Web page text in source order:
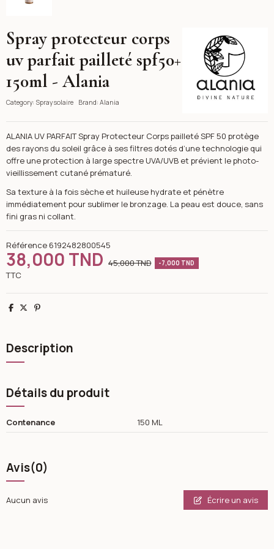
Spray protecteur corps
uv parfait pailleté spf50+
150ml - Alania
Category: Spray solaire Brand: Alania
ALANIA UV PARFAIT Spray Protecteur Corps pailleté SPF 50 protège
des rayons du soleil grâce à ses filtres dotés d’une technologie qui
offre une protection à large spectre UVA/UVB et prévient le photo-
vieillissement cutané prématuré.
Sa texture à la fois sèche et huileuse hydrate et pénètre
immédiatement pour sublimer le bronzage. La peau est douce, sans
fini gras ni collant.
Référence 6192482800545
38,000 TND 45,000 TND -7,000 TND
TTC
Partager
TweetPinterest
Description
Détails du produit
Contenance 150 ML
Avis(0)
Aucun avis Écrire un avis